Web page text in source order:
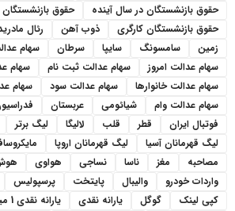
حقوق بازنشستگان در سال آینده
حقوق
حقوق بازنشستگان کارگری
ذوب آهن رئال
زمین
سامسونگ سایپا سرطان سهام
سهام عدالت امروز
سهام عدالت ثبت نام
سهام
سهام عدالت خانوارها
سهام عدالت سود
سهام
سهام عدالت وام
شیائومی عربستان
فوتبال ایران
قطر قلب لالیگا لیگ برتر
لیگ قهرمانان آسیا
لیگ قهرمانان اروپا
مصاحبه
مغز ناسا نساجی هواوی
واردات خودرو
والیبال پایتخت پرسپولیس
کپی لینک
گوگل یارانه نقدی
یارانه نقدی 1 میلیونی